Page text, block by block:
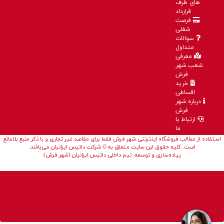
های طرف
قرارداد
فرصت
شغلی
سوالات
متداول
معرفی
شعب شهر
فرش
خرید
اقساطی
درباره شهر
فرش
ارتباط با
ما
استفاده از مطالب فروشگاه اینترنتی شهر فرش فقط برای مقاصد غیر تجاری و با ذکر منبع بلامانع
است. کلیه حقوق این سایت متعلق به © شرکت داتیس ایرانیان می‌باشد.
پیاده‌سازی و توسعه: تیم داخلی داتیس ایرانیان (شهر فرش)